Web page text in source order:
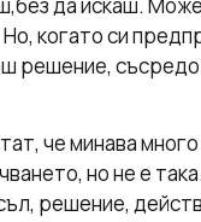
когато си
решение,
че минава
но не е
решение,